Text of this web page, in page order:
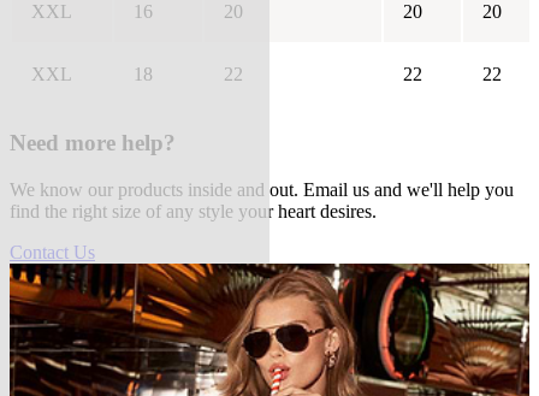
XXL 16 20 20 20
XXL 18 22 22 22
Need more help?
We know our products inside and out. Email us and we'll help you
find the right size of any style your heart desires.
Contact Us